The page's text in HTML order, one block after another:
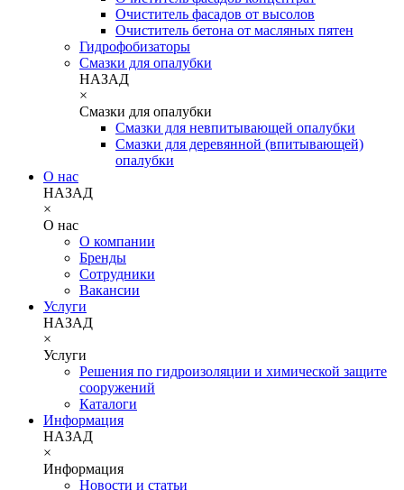
Очиститель фасадов от высолов
Очиститель бетона от масляных пятен
Гидрофобизаторы
Смазки для опалубки
НАЗАД
×
Смазки для опалубки
Смазки для невпитывающей опалубки
Смазки для деревянной (впитывающей)
опалубки
О нас
НАЗАД
×
О нас
О компании
Бренды
Сотрудники
Вакансии
Услуги
НАЗАД
×
Услуги
Решения по гидроизоляции и химической защите
сооружений
Каталоги
Информация
НАЗАД
×
Информация
Новости и статьи